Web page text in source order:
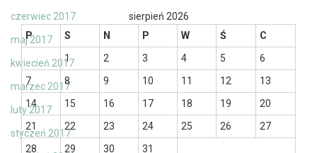
czerwiec 2017
maj 2017
kwiecień 2017
marzec 2017
luty 2017
styczeń 2017
sierpień 2026
P
S N P W Ś
C
1
2 3 4 5
6
7
8 9 10 11 12
13
14
15 16 17 18 19
20
21
22 23 24 25 26
27
28
29 30 31